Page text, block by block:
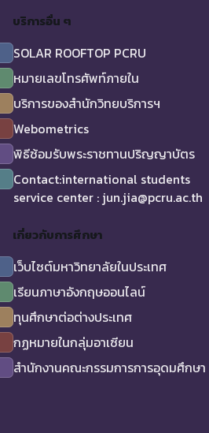
บริการอื่น ๆ
SOLAR ROOFTOP PCRU
หมายเลขโทรศัพท์ภายใน
บริการของสำนักวิทยบริการฯ
Webometrics
พิธีซ้อมรับพระราชทานปริญญาบัตร
Contact:international students
service center : jun.jia@pcru.ac.th
เกี่ยวกับการศึกษา
เว็บไซต์มหาวิทยาลัยในประเทศ
เรียนภาษาอังกฤษออนไลน์
ทุนศึกษาต่อต่างประเทศ
กฏหมายในกลุ่มอาเซียน
สำนักงานคณะกรรมการการอุดมศึกษา